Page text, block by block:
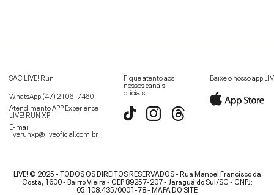
SAC LIVE! Run
WhatsApp(47) 2106-7460
Atendimento APP Experience
LIVE! RUN XP
E-mail
liverunxp@liveoficial.com.br.
Fique atento aos
nossos canais
oficiais
Baixe o nosso app
LIVE! © 2025 - TODOS OS DIREITOS RESERVADOS - Rua Manoel Francisco da
Costa, 1600 - Bairro Vieira - CEP 89257-207 - Jaraguá do Sul/SC - CNPJ:
05.108.435/0001-78 -MAPA DO SITE